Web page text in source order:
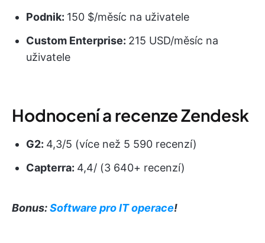
Podnik: 150 $/měsíc na uživatele
Custom Enterprise: 215 USD/měsíc na
uživatele
Hodnocení a recenze Zendesk
G2: 4,3/5 (více než 5 590 recenzí)
Capterra: 4,4/ (3 640+ recenzí)
Bonus:Software pro IT operace!